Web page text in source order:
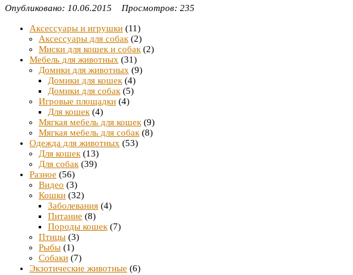
Опубликовано: 10.06.2015 Просмотров: 235
Аксессуары и игрушки (11)
Аксессуары для собак (2)
Миски для кошек и собак (2)
Мебель для животных (31)
Домики для животных (9)
Домики для кошек (4)
Домики для собак (5)
Игровые площадки (4)
Для кошек (4)
Мягкая мебель для кошек (9)
Мягкая мебель для собак (8)
Одежда для животных (53)
Для кошек (13)
Для собак (39)
Разное (56)
Видео (3)
Кошки (32)
Заболевания (4)
Питание (8)
Породы кошек (7)
Птицы (3)
Рыбы (1)
Собаки (7)
Экзотические животные (6)